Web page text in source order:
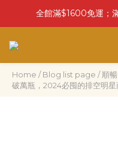
全館滿$1600免運；
Home /Blog list page /順
破萬瓶，2024必囤的排空明星